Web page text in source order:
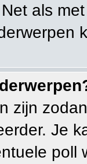
als
zijn
Je
poll